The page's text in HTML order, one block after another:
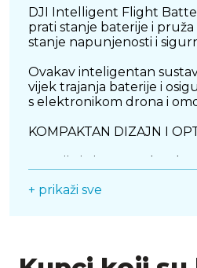
DJI Intelligent Flight
prati stanje baterije i
stanje napunjenosti i
Ovakav inteligentan
vijek trajanja baterije i
s elektronikom drona i
KOMPAKTAN DIZAJN I
Baterija je izrađena kao
male mase jer omogućuje
+ prikaži sve